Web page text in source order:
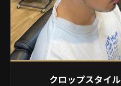
クロップスタイル